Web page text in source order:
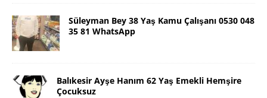
Süleyman Bey 38 Yaş Kamu Çalışanı 0530 048
35 81 WhatsApp
Balıkesir Ayşe Hanım 62 Yaş Emekli Hemşire
Çocuksuz